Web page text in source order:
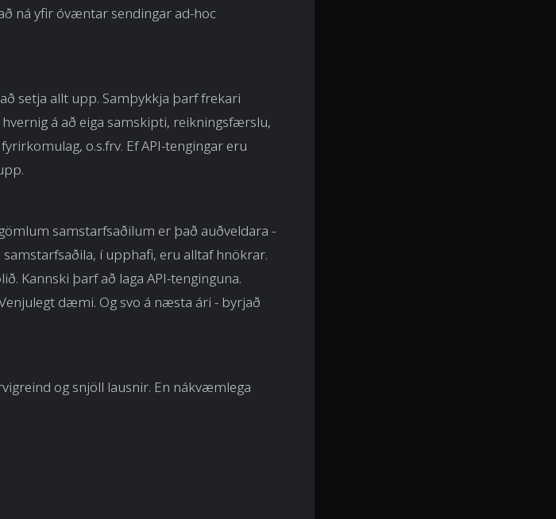
ná yfir óvæntar sendingar ad-hoc
setja allt upp. Samþykkja þarf frekari
á að eiga samskipti, reikningsfærslu,
o.s.frv. Ef API-tengingar eru
samstarfsaðilum er það auðveldara -
í upphafi, eru alltaf hnökrar.
Kannski þarf að laga API-tenginguna.
dæmi. Og svo á næsta ári - byrjað
og snjöll lausnir. En nákvæmlega